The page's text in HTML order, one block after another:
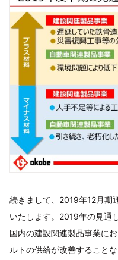
続きまして、2019年12月期
いたします。2019年の見通
国内の建設関連製品事業に
ルトの供給が改善すること